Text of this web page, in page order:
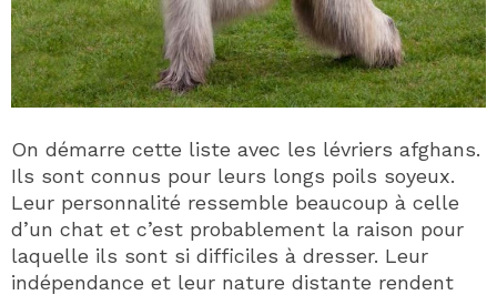
On démarre cette liste avec les lévriers afghans.
Ils sont connus pour leurs longs poils soyeux.
Leur personnalité ressemble beaucoup à celle
d’un chat et c’est probablement la raison pour
laquelle ils sont si difficiles à dresser. Leur
indépendance et leur nature distante rendent